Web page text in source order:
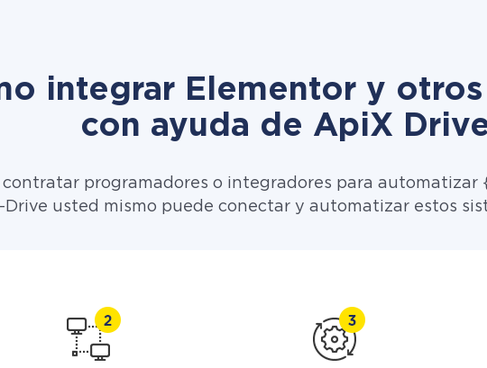
integrar Elementor y otros
con ayuda de ApiX
programadores o integradores para automatizar
Drive usted mismo puede conectar y automatizar estos